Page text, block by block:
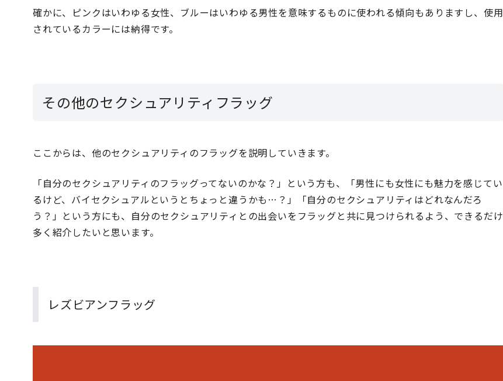
確かに、ピンクはいわゆる女性、ブルーはいわゆる男性を意味するものに使われる傾向もありますし、使用
されているカラーには納得です。
その他のセクシュアリティフラッグ
ここからは、他のセクシュアリティのフラッグを説明していきます。
「自分のセクシュアリティのフラッグってないのかな？」という方も、「男性にも女性にも魅力を感じてい
るけど、バイセクシュアルというとちょっと違うかも…？」「自分のセクシュアリティはどれなんだろ
う？」という方にも、自分のセクシュアリティとの出会いをフラッグと共に見つけられるよう、できるだけ
多く紹介したいと思います。
レズビアンフラッグ